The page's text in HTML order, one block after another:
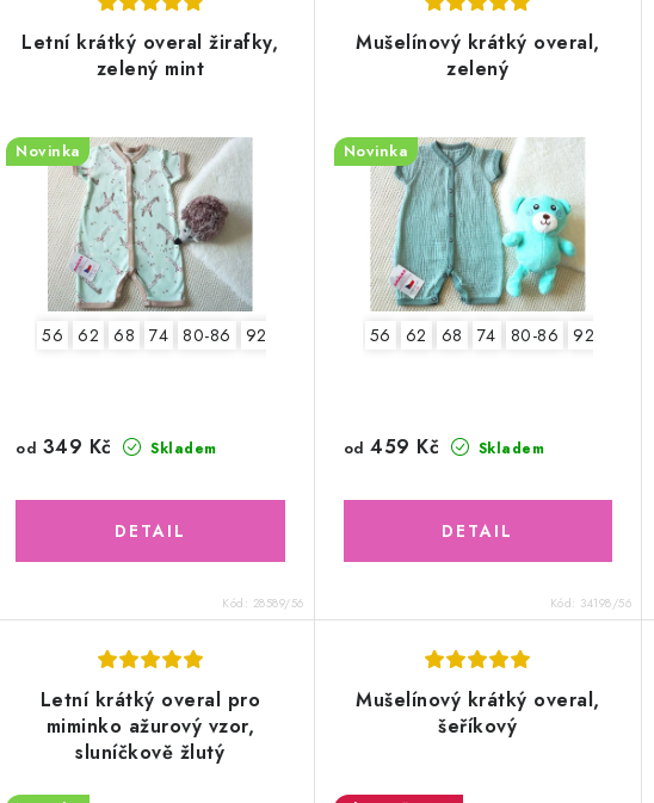
Letní krátký overal žirafky,
zelený mint
Novinka
56 62 68 74 80-86 92-98
Skladem
od 349 Kč
Kód: 28589/56
Mušelínový krátký overal,
zelený
Novinka
56 62 68 74 80-86 92-98
Skladem
od 459 Kč
Kód: 34198/56
Letní krátký overal pro
miminko ažurový vzor,
sluníčkově žlutý
Mušelínový krátký overal,
šeříkový